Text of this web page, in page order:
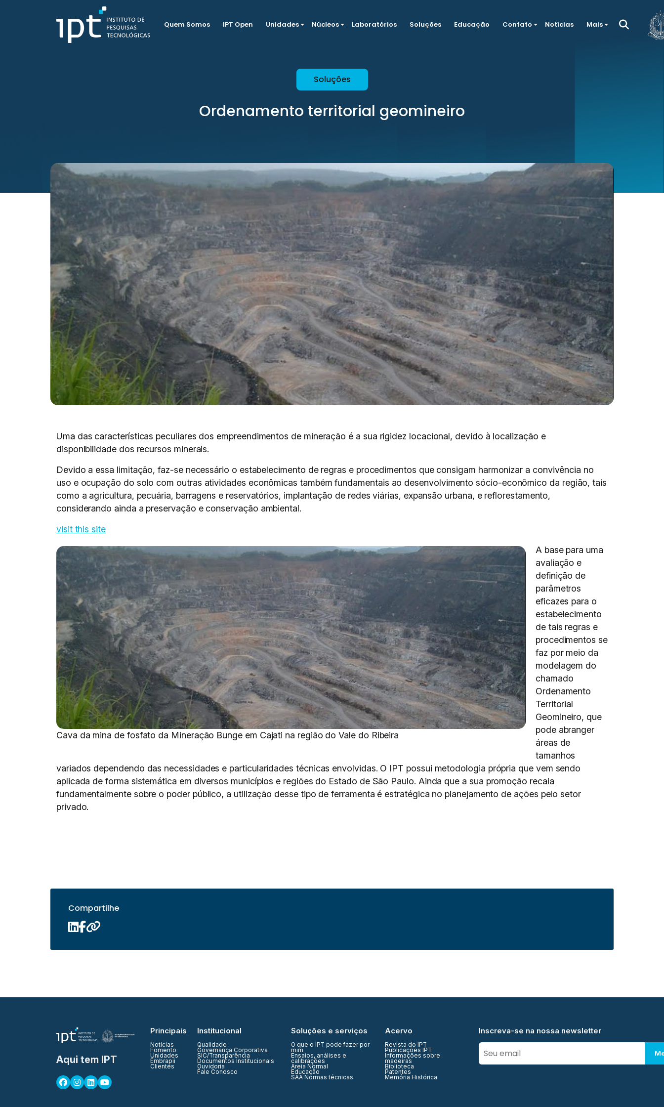
Quem Somos IPT Open Unidades Núcleos Laboratórios Soluções Educação Contato Notícias Mais
Soluções
Ordenamento territorial geomineiro
Uma das características peculiares dos empreendimentos de mineração é a sua rigidez locacional, devido à localização e
disponibilidade dos recursos minerais.
Devido a essa limitação, faz-se necessário o estabelecimento de regras e procedimentos que consigam harmonizar a convivência no
uso e ocupação do solo com outras atividades econômicas também fundamentais ao desenvolvimento sócio-econômico da região, tais
como a agricultura, pecuária, barragens e reservatórios, implantação de redes viárias, expansão urbana, e reflorestamento,
considerando ainda a preservação e conservação ambiental.
visit this site
Cava da mina de fosfato da Mineração Bunge em Cajati na região do Vale do Ribeira
A base para uma
avaliação e
definição de
parâmetros
eficazes para o
estabelecimento
de tais regras e
procedimentos se
faz por meio da
modelagem do
chamado
Ordenamento
Territorial
Geomineiro, que
pode abranger
áreas de
tamanhos
variados dependendo das necessidades e particularidades técnicas envolvidas. O IPT possui metodologia própria que vem sendo
aplicada de forma sistemática em diversos municípios e regiões do Estado de São Paulo. Ainda que a sua promoção recaia
fundamentalmente sobre o poder público, a utilização desse tipo de ferramenta é estratégica no planejamento de ações pelo setor
privado.
Compartilhe
Aqui tem IPT
Principais
Notícias
Fomento
Unidades
Embrapii
Clientes
Institucional
Qualidade
Governança Corporativa
SIC/Transparência
Documentos Institucionais
Ouvidoria
Fale Conosco
Soluções e serviços
O que o IPT pode fazer por
mim
Ensaios, análises e
calibrações
Areia Normal
Educação
SAA Normas técnicas
Acervo
Revista do IPT
Publicações IPT
Informações sobre
madeiras
Biblioteca
Patentes
Memória Histórica
Inscreva-se na nossa newsletter